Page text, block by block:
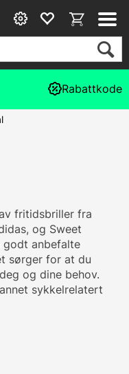
Rabattkode
fritidsbriller fra
og Sweet
godt anbefalte
sørger for at du
og dine behov.
sykkelrelatert